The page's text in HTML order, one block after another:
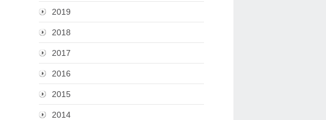
2019
2018
2017
2016
2015
2014